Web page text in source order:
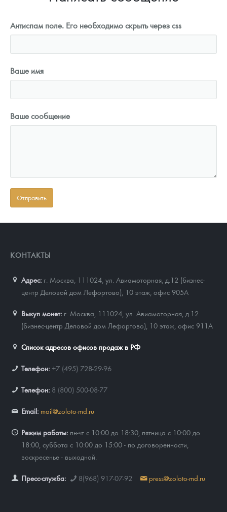
Антиспам поле. Его необходимо скрыть через css
Ваше имя
Ваше сообщение
КОНТАКТЫ
Адрес: г. Москва, 111024 ул. Авиамоторная, д.12 (бизнес-
центр Деловой дом Лефортово), 10 этаж, офис 905А
Выкуп монет: г. Москва, 111024, ул. Авиамоторная, д.12
(бизнес-центр Деловой дом Лефортово), 10 этаж, офис 911А
Список адресов офисов продаж в РФ
Телефон: +7 (495) 728-29-96
Телефон: 8 (800) 500-08-77
Email: mail@zoloto-md.ru
Режим работы: пн-чт с 10:00 до 18:30, пятница с 10:00 до
18:00, суббота с 10:00 до 15:00 - по договоренности,
воскресенье - выходной.
Пресс-служба: 8(968) 917-07-92 press@zoloto-md.ru